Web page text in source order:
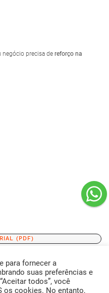
negócio precisa de reforço na
(PDF)
para fornecer a
suas preferências e
todos”, você
os cookies. No entanto,